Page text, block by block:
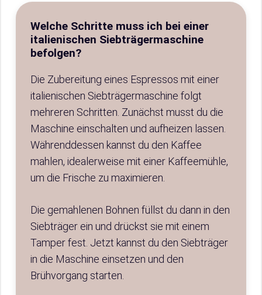
Welche Schritte muss ich bei einer
italienischen Siebträgermaschine
befolgen?
Die Zubereitung eines Espressos mit einer
italienischen Siebträgermaschine folgt
mehreren Schritten. Zunächst musst du die
Maschine einschalten und aufheizen lassen.
Währenddessen kannst du den Kaffee
mahlen, idealerweise mit einer Kaffeemühle,
um die Frische zu maximieren.
Die gemahlenen Bohnen füllst du dann in den
Siebträger ein und drückst sie mit einem
Tamper fest. Jetzt kannst du den Siebträger
in die Maschine einsetzen und den
Brühvorgang starten.